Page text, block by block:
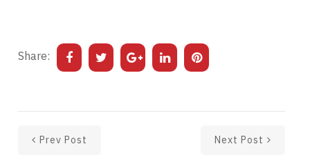
Share:
Prev Post Next Post